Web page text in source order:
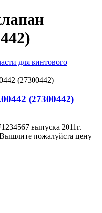
для винтового
(27300442)
(27300442)
выпуска 2011г.
пожалуйста цену